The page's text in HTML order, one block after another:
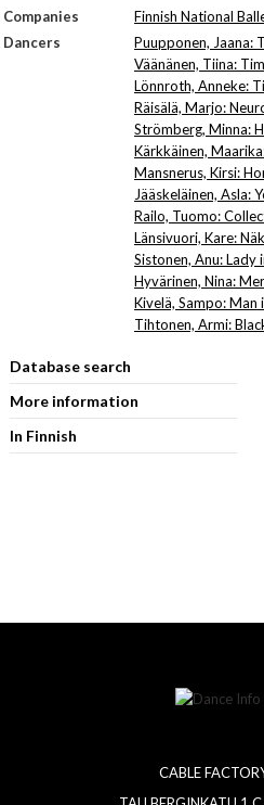
Companies
Finnish National
Dancers
Puupponen, Jaana:
Väänänen, Tiina:
Lönnroth, Anneke:
Räisälä, Marjo:
Strömberg, Minna:
Kärkkäinen,
Mansnerus, Kirsi:
Jääskeläinen, Asla:
Railo, Tuomo:
Länsivuori, Kare:
Sistonen, Anu: Lady
Hyvärinen, Nina:
Kivelä, Sampo:
Tihtonen, Armi:
Database search
More information
In Finnish
CABLE